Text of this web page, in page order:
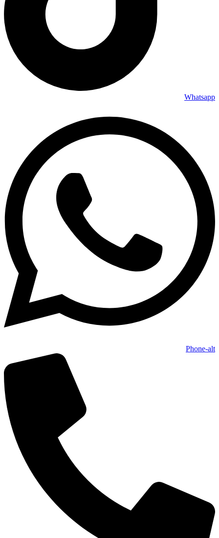
Whatsapp
Phone-alt